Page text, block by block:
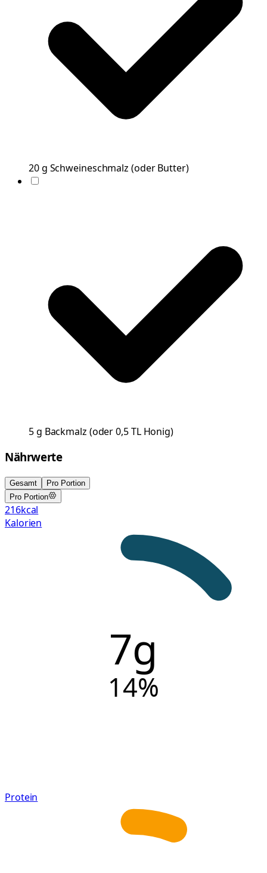
20g Schweineschmalz (oder Butter)
5g Backmalz (oder 0,5 TL Honig)
Nährwerte
Gesamt
Pro Portion
Pro Portion
216kcal
Kalorien
7g
14%
Protein